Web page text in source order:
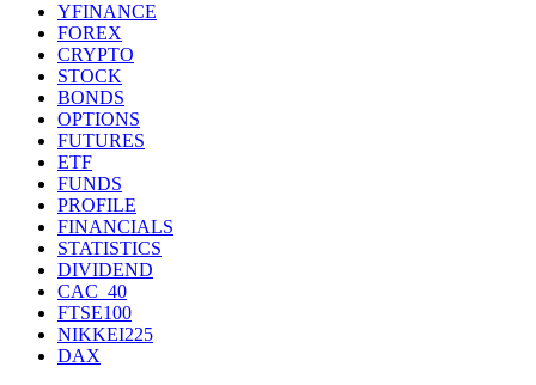
YFINANCE
FOREX
CRYPTO
STOCK
BONDS
OPTIONS
FUTURES
ETF
FUNDS
PROFILE
FINANCIALS
STATISTICS
DIVIDEND
CAC_40
FTSE100
NIKKEI225
DAX